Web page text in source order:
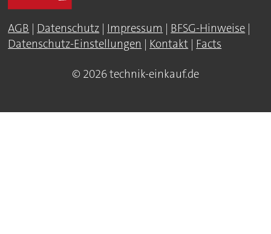
AGB | Datenschutz | Impressum | BFSG-Hinweise |
Datenschutz-Einstellungen | Kontakt | Facts
© 2026 technik-einkauf.de